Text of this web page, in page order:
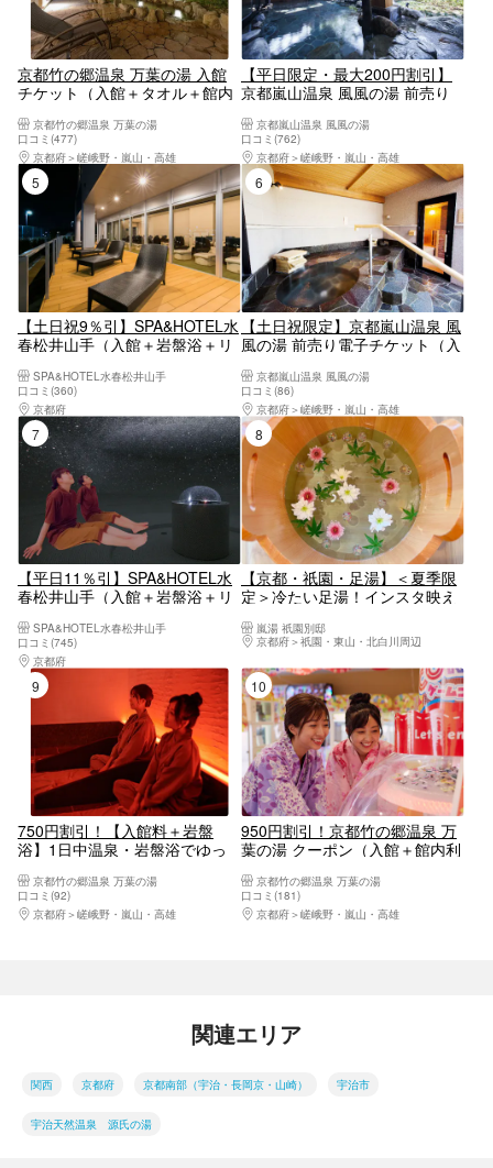
京都竹の郷温泉 万葉の湯 入館
チケット（入館＋タオル＋館内
京都竹の郷温泉 万葉の湯
口コミ(477)
京都府
嵯峨野・嵐山・高雄
【平日限定・最大200円割引】
京都嵐山温泉 風風の湯 前売り
京都嵐山温泉 風風の湯
口コミ(762)
京都府
嵯峨野・嵐山・高雄
5位
【土日祝9％引】SPA&HOTEL水
春松井山手（入館＋岩盤浴＋リ
ット）
SPA&HOTEL水春松井山手
口コミ(360)
京都府
6位
【土日祝限定】京都嵐山温泉 風
風の湯 前売り電子チケット（入
京都嵐山温泉 風風の湯
口コミ(86)
京都府
嵯峨野・嵐山・高雄
7位
【平日11％引】SPA&HOTEL水
春松井山手（入館＋岩盤浴＋リ
ット）
SPA&HOTEL水春松井山手
口コミ(745)
京都府
8位
【京都・祇園・足湯】＜夏季限
定＞冷たい足湯！インスタ映え
届け嵐湯 祇園別邸
京都府
祇園・東山・北白川周辺
750円割引！【入館料＋岩盤
浴】1日中温泉・岩盤浴でゆっ
OK♪♪
京都竹の郷温泉 万葉の湯
口コミ(92)
京都府
嵯峨野・嵐山・高雄
10位
950円割引！京都竹の郷温泉 万
葉の湯 クーポン（入館＋館内利
京都竹の郷温泉 万葉の湯
口コミ(181)
京都府
嵯峨野・嵐山・高雄
関連エリア
関西 京都府 京都南部（宇治・長岡京・山崎） 宇治市
宇治天然温泉 源氏の湯